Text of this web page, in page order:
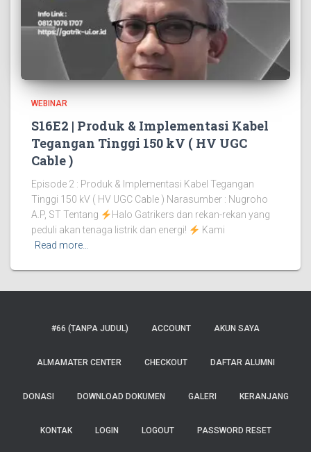
WEBINAR
S16E2 | Produk & Implementasi Kabel
Tegangan Tinggi 150 kV ( HV UGC
Cable )
Episode 2 : Produk & Implementasi Kabel Tegangan
Tinggi 150 kV ( HV UGC Cable ) Narasumber : Nugroho
A.P, ST Tentang
Halo Gatrikers dan rekan-rekan yang
peduli akan tenaga listrik dan energi!
Kami
Read more…
#66 (TANPA JUDUL) ACCOUNT AKUN SAYA
ALMAMATER CENTER CHECKOUT DAFTAR ALUMNI
DONASI DOWNLOAD DOKUMEN GALERI KERANJANG
KONTAK LOGIN LOGOUT PASSWORD RESET